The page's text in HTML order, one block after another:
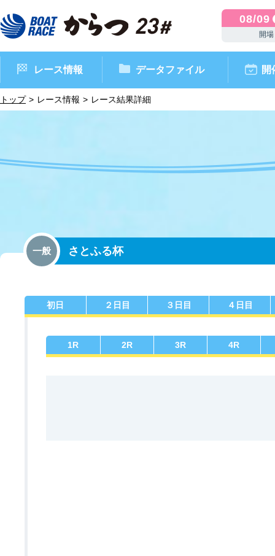
08/09
開場
レース情報
今節の進入コース別成績
データファイル
佐賀支部選手一覧 記念競走優勝選手一覧
開
トップ レース情報 レース結果詳細
一般 さとふる杯
初日 ２日目 ３日目 ４日目
1R 2R 3R 4R